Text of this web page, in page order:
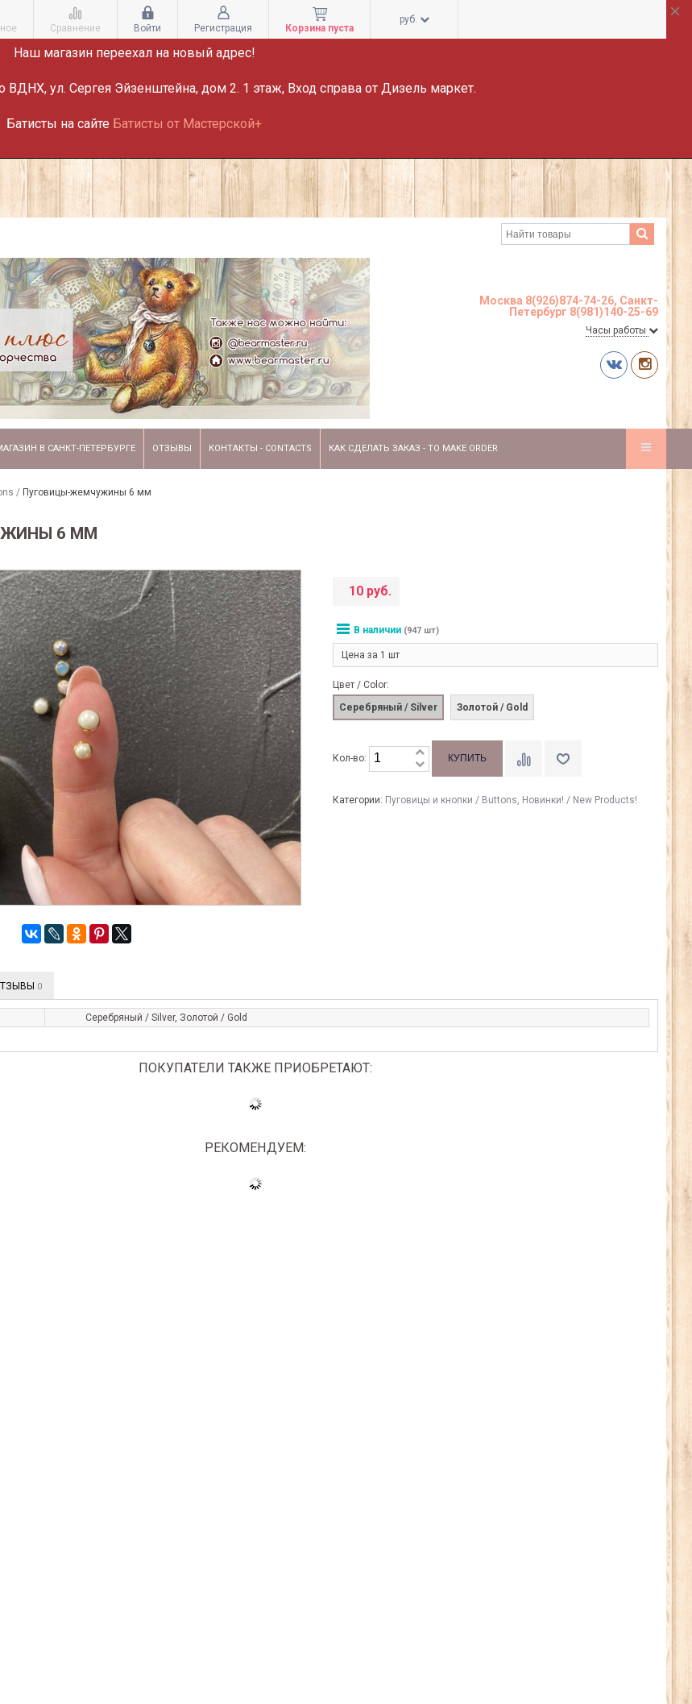
ВНИМАНИЕ!
Наш магазин переехал на новый адрес!
ВДНХ, ул. Сергея Эйзенштейна, дом 2. 1 этаж, Вход справа от Дизель маркет.
Батисты на сайте Батисты от Мастерской+
Сравнение Войти Регистрация Корзина пуста
руб.
Москва 8(926)874-74-26, Санкт-
Петербург 8(981)140-25-69
Часы работы
В САНКТ-ПЕТЕРБУРГЕ ОТЗЫВЫ КОНТАКТЫ - CONTACTS КАК СДЕЛАТЬ ЗАКАЗ - TO MAKE ORDER
/ Пуговицы-жемчужины 6 мм
6 ММ
10 руб.
В наличии (947 шт)
Цена за 1 шт
Цвет / Color:
Серебряный / Silver
Золотой / Gold
Кол-во:
Категории: Пуговицы и кнопки / Buttons, Новинки! / New Products!
0
Серебряный / Silver, Золотой / Gold
ПОКУПАТЕЛИ ТАКЖЕ ПРИОБРЕТАЮТ:
РЕКОМЕНДУЕМ: